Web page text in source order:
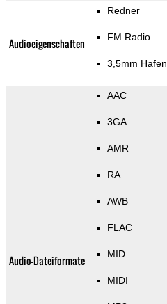
Audioeigenschaften
Redner
FM Radio
3,5mm Hafen
Audio-Dateiformate
AAC
3GA
AMR
RA
AWB
FLAC
MID
MIDI